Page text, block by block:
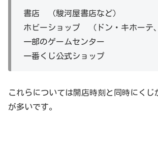
書店 （駿河屋書店など）
ホビーショップ （ドン・キホーテ
一部のゲームセンター
一番くじ公式ショップ
これらについては開店時刻と同時にくじ
が多いです。